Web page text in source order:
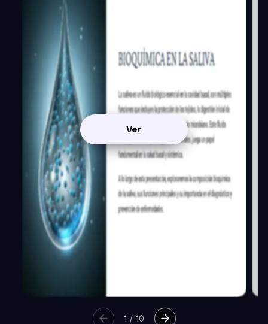
Ver
1 / 10